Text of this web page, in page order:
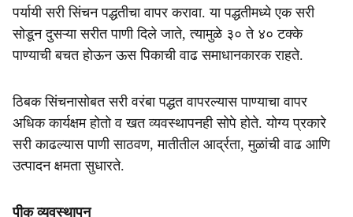
पर्यायी सरी सिंचन पद्धतीचा वापर करावा. या पद्धतीमध्ये एक सरी
सोडून दुसऱ्या सरीत पाणी दिले जाते, त्यामुळे ३० ते ४० टक्के
पाण्याची बचत होऊन ऊस पिकाची वाढ समाधानकारक राहते.
ठिबक सिंचनासोबत सरी वरंबा पद्धत वापरल्यास पाण्याचा वापर
अधिक कार्यक्षम होतो व खत व्यवस्थापनही सोपे होते. योग्य प्रकारे
सरी काढल्यास पाणी साठवण, मातीतील आर्द्रता, मुळांची वाढ आणि
उत्पादन क्षमता सुधारते.
पीक व्यवस्थापन